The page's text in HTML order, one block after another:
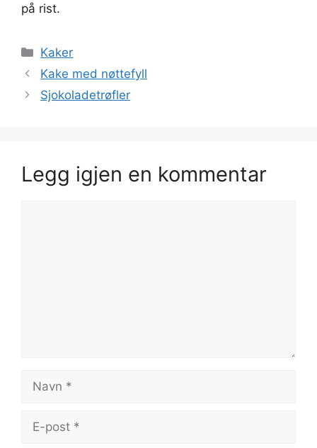
på rist.
Kategorier
Kaker
Kake med nøttefyll
Sjokoladetrøfler
Legg igjen en kommentar
Navn